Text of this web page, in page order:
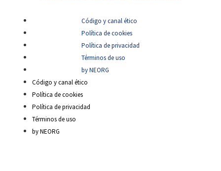
Código y canal ético
Política de cookies
Política de privacidad
Términos de uso
by NEORG
Código y canal ético
Política de cookies
Política de privacidad
Términos de uso
by NEORG